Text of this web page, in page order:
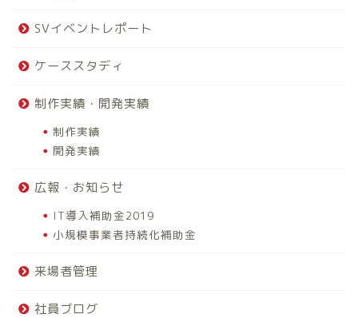
SVイベントレポート
ケーススタディ
制作実績・開発実績
制作実績
開発実績
広報・お知らせ
IT導入補助金2019
小規模事業者持続化補助金
来場者管理
社員ブログ